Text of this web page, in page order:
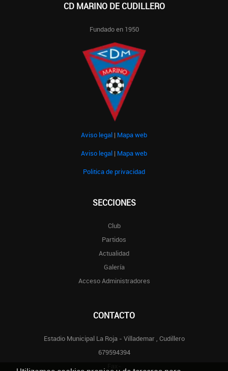
CD MARINO DE CUDILLERO
Fundado en 1950
Aviso legal | Mapa web
Aviso legal | Mapa web
Politica de privacidad
SECCIONES
Club
Partidos
Actualidad
Galería
Acceso Administradores
CONTACTO
Estadio Municipal La Roja - Villademar , Cudillero
679594394